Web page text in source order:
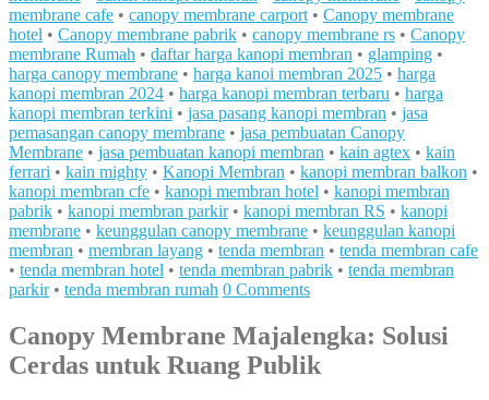
membrane cafe • canopy membrane carport • Canopy membrane
hotel • Canopy membrane pabrik • canopy membrane rs • Canopy
membrane Rumah • daftar harga kanopi membran • glamping •
harga canopy membrane • harga kanoi membran 2025 • harga
kanopi membran 2024 • harga kanopi membran terbaru • harga
kanopi membran terkini • jasa pasang kanopi membran • jasa
pemasangan canopy membrane • jasa pembuatan Canopy
Membrane • jasa pembuatan kanopi membran • kain agtex • kain
ferrari • kain mighty • Kanopi Membran • kanopi membran balkon •
kanopi membran cfe • kanopi membran hotel • kanopi membran
pabrik • kanopi membran parkir• kanopi membran RS • kanopi
membrane • keunggulan canopy membrane • keunggulan kanopi
membran • membran layang • tenda membran • tenda membran cafe
• tenda membran hotel • tenda membran pabrik • tenda membran
parkir• tenda membran rumah 0 Comments
Canopy Membrane Majalengka: Solusi
Cerdas untuk Ruang Publik